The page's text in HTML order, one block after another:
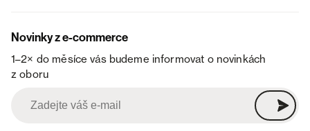
Novinky z e-commerce
1–2× do měsíce vás budeme informovat o novinkách
z oboru